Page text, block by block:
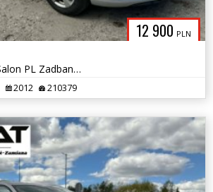
12 900 PLN
Skoda Fabia 1,6 D Salon PL Zadbana Zamiana
2012 210379